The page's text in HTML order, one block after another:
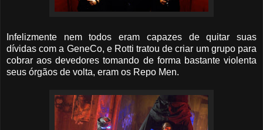
Infelizmente nem todos eram capazes de quitar suas
dívidas com a GeneCo, e Rotti tratou de criar um grupo para
cobrar aos devedores tomando de forma bastante violenta
seus órgãos de volta, eram os Repo Men.